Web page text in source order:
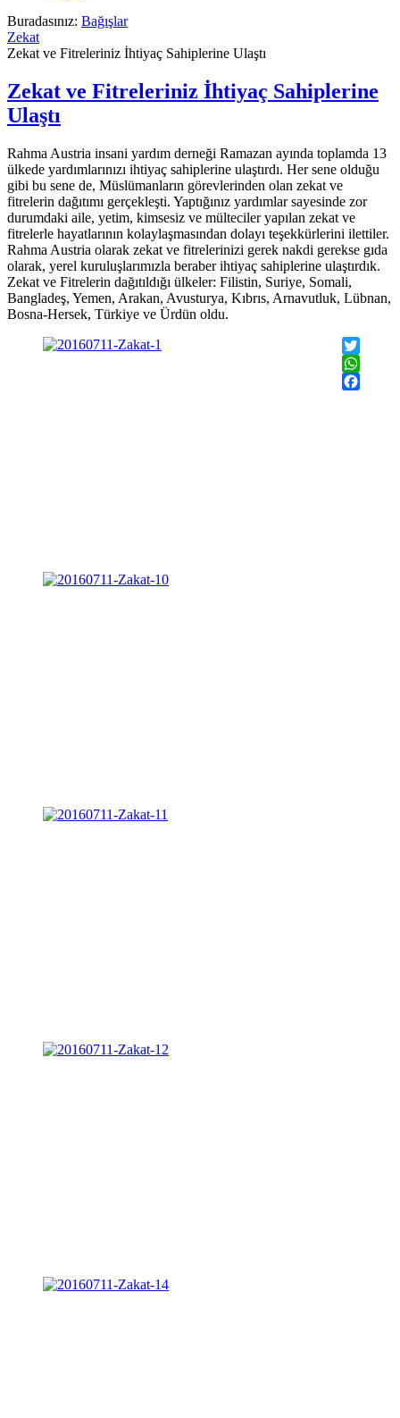
Buradasınız: Bağışlar
Zekat
Zekat ve Fitreleriniz İhtiyaç Sahiplerine Ulaştı
Zekat ve Fitreleriniz İhtiyaç Sahiplerine
Ulaştı
Rahma Austria insani yardım derneği Ramazan ayında toplamda 13
ülkede yardımlarınızı ihtiyaç sahiplerine ulaştırdı. Her sene olduğu
gibi bu sene de, Müslümanların görevlerinden olan zekat ve
fitrelerin dağıtımı gerçekleşti. Yaptığınız yardımlar sayesinde zor
durumdaki aile, yetim, kimsesiz ve mülteciler yapılan zekat ve
fitrelerle hayatlarının kolaylaşmasından dolayı teşekkürlerini ilettiler.
Rahma Austria olarak zekat ve fitrelerinizi gerek nakdi gerekse gıda
olarak, yerel kuruluşlarımızla beraber ihtiyaç sahiplerine ulaştırdık.
Zekat ve Fitrelerin dağıtıldığı ülkeler: Filistin, Suriye, Somali,
Bangladeş, Yemen, Arakan, Avusturya, Kıbrıs, Arnavutluk, Lübnan,
Bosna-Hersek, Türkiye ve Ürdün oldu.
Twitter